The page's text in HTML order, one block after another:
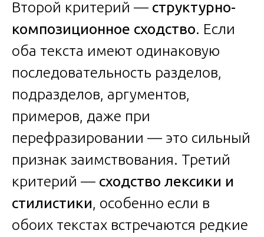
Второй критерий — структурно-
композиционное сходство. Если
оба текста имеют одинаковую
последовательность разделов,
подразделов, аргументов,
примеров, даже при
перефразировании — это сильный
признак заимствования. Третий
критерий — сходство лексики и
стилистики, особенно если в
обоих текстах встречаются редкие